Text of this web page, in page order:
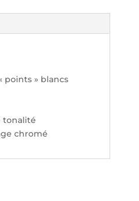
points » blancs
tonalité
chromé